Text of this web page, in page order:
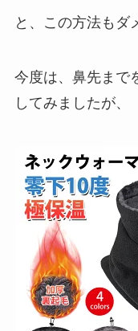
と、この方法もダ
今度は、鼻先まで
してみましたが、